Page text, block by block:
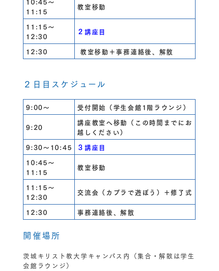
11:15
教室移動
11:15～
12:30
２講座目
12:30 教室移動＋事務連絡後、解散
２日目スケジュール
9:00～ 受付開始（学生会館1階ラウンジ）
9:20
講座教室へ移動（この時間までにお
越しください）
9:30～10:45
３講座目
10:45～
11:15
教室移動
11:15～
12:30
交流会（カプラで遊ぼう）＋修了式
12:30 事務連絡後、解散
開催場所
茨城キリスト教大学キャンパス内（集合・解散は学生
会館ラウンジ）